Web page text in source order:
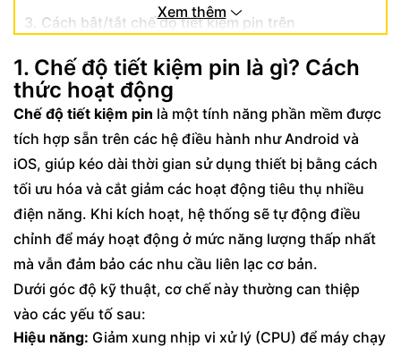
3. Cách bật/tắt chế độ tiết kiệm pin trên
3.1 Đối với iPhone (iOS)
3.2 Đối với điện thoại Android (Samsung,
Xiaomi, Oppo...)
4. Khi nào nên bật tiết kiệm pin và những hạn
chế cần lưu ý
5. Mẹo tối ưu để tiết kiệm pin hiệu quả nhất
Xem thêm
1. Chế độ tiết kiệm pin là gì? Cách
thức hoạt động
Chế độ tiết kiệm pin là một tính năng phần mềm được
tích hợp sẵn trên các hệ điều hành như Android và
iOS, giúp kéo dài thời gian sử dụng thiết bị bằng cách
tối ưu hóa và cắt giảm các hoạt động tiêu thụ nhiều
điện năng. Khi kích hoạt, hệ thống sẽ tự động điều
chỉnh để máy hoạt động ở mức năng lượng thấp nhất
mà vẫn đảm bảo các nhu cầu liên lạc cơ bản.
Dưới góc độ kỹ thuật, cơ chế này thường can thiệp
vào các yếu tố sau:
Hiệu năng: Giảm xung nhịp vi xử lý (CPU) để máy chạy